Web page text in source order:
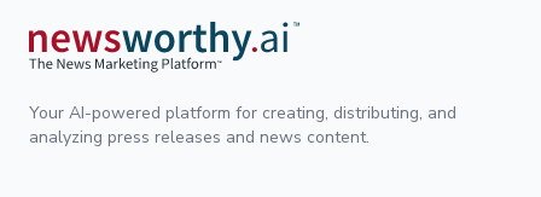
Your AI-powered platform for creating, distributing, and
analyzing press releases and news content.